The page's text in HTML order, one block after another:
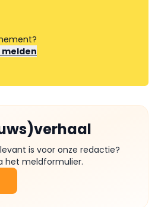
melden
is voor onze redactie?
het meldformulier.